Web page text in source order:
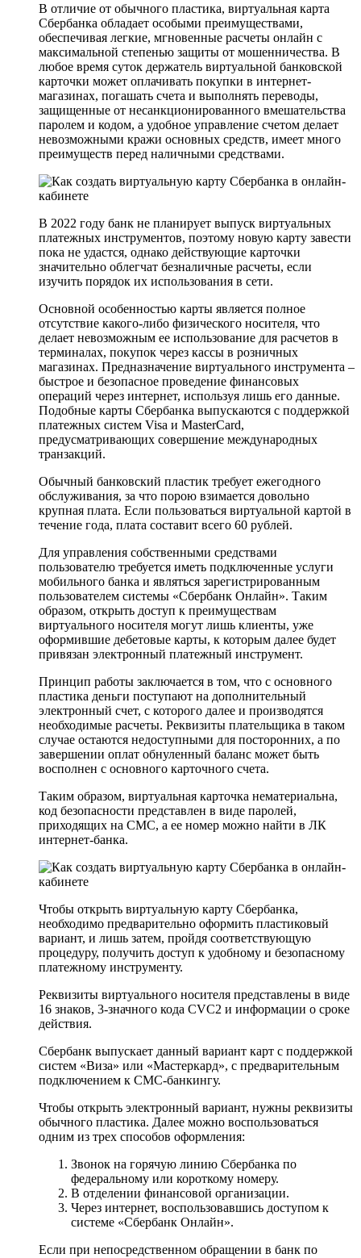
В отличие от обычного пластика, виртуальная карта
Сбербанка обладает особыми преимуществами,
обеспечивая легкие, мгновенные расчеты онлайн с
максимальной степенью защиты от мошенничества. В
любое время суток держатель виртуальной банковской
карточки может оплачивать покупки в интернет-
магазинах, погашать счета и выполнять переводы,
защищенные от несанкционированного вмешательства
паролем и кодом, а удобное управление счетом делает
невозможными кражи основных средств, имеет много
преимуществ перед наличными средствами.
В 2022 году банк не планирует выпуск виртуальных
платежных инструментов, поэтому новую карту завести
пока не удастся, однако действующие карточки
значительно облегчат безналичные расчеты, если
изучить порядок их использования в сети.
Основной особенностью карты является полное
отсутствие какого-либо физического носителя, что
делает невозможным ее использование для расчетов в
терминалах, покупок через кассы в розничных
магазинах. Предназначение виртуального инструмента –
быстрое и безопасное проведение финансовых
операций через интернет, используя лишь его данные.
Подобные карты Сбербанка выпускаются с поддержкой
платежных систем Visa и MasterCard,
предусматривающих совершение международных
транзакций.
Обычный банковский пластик требует ежегодного
обслуживания, за что порою взимается довольно
крупная плата. Если пользоваться виртуальной картой в
течение года, плата составит всего 60 рублей.
Для управления собственными средствами
пользователю требуется иметь подключенные услуги
мобильного банка и являться зарегистрированным
пользователем системы «Сбербанк Онлайн». Таким
образом, открыть доступ к преимуществам
виртуального носителя могут лишь клиенты, уже
оформившие дебетовые карты, к которым далее будет
привязан электронный платежный инструмент.
Принцип работы заключается в том, что с основного
пластика деньги поступают на дополнительный
электронный счет, с которого далее и производятся
необходимые расчеты. Реквизиты плательщика в таком
случае остаются недоступными для посторонних, а по
завершении оплат обнуленный баланс может быть
восполнен с основного карточного счета.
Таким образом, виртуальная карточка нематериальна,
код безопасности представлен в виде паролей,
приходящих на СМС, а ее номер можно найти в ЛК
интернет-банка.
Чтобы открыть виртуальную карту Сбербанка,
необходимо предварительно оформить пластиковый
вариант, и лишь затем, пройдя соответствующую
процедуру, получить доступ к удобному и безопасному
платежному инструменту.
Реквизиты виртуального носителя представлены в виде
16 знаков, 3-значного кода CVC2 и информации о сроке
действия.
Сбербанк выпускает данный вариант карт с поддержкой
систем «Виза» или «Мастеркард», с предварительным
подключением к СМС-банкингу.
Чтобы открыть электронный вариант, нужны реквизиты
обычного пластика. Далее можно воспользоваться
одним из трех способов оформления:
Звонок на горячую линию Сбербанка по
федеральному или короткому номеру.
В отделении финансовой организации.
Через интернет, воспользовавшись доступом к
системе «Сбербанк Онлайн».
Если при непосредственном обращении в банк по